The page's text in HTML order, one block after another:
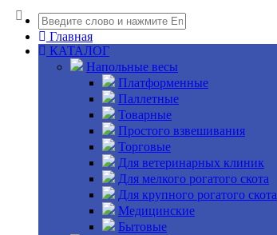
Главная
КАТАЛОГ
Напольные весы
Платформенные
Паллетные
Товарные
Простого взвешивания
Торговые
Для ветеринарных клиник
Для мелкого рогатого скота
Для крупного рогатого скота
Медицинские
Бытовые